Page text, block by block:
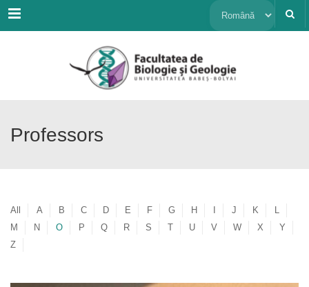
Menu Alege
limbă
Professors
All A B C D E F G H J K
L
M
N O P Q R S T U V W X
Y
Z